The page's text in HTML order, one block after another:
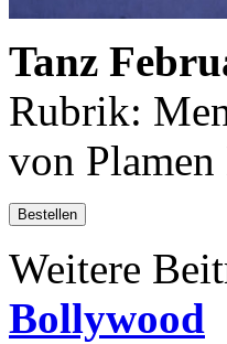
Tanz
Rubrik:
von
Bestellen
Weitere
Bollywood